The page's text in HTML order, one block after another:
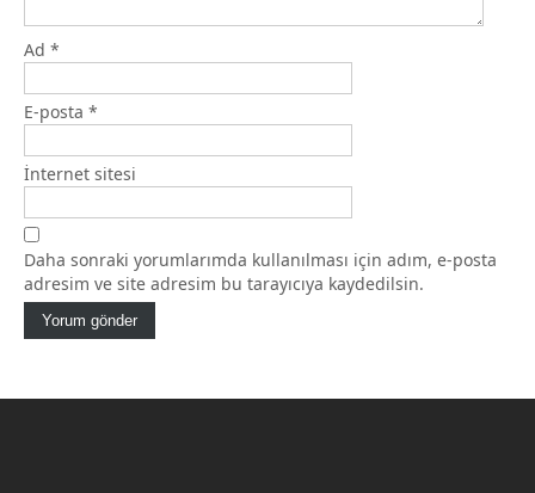
Ad *
E-posta *
İnternet sitesi
Daha sonraki yorumlarımda kullanılması için adım, e-posta
adresim ve site adresim bu tarayıcıya kaydedilsin.